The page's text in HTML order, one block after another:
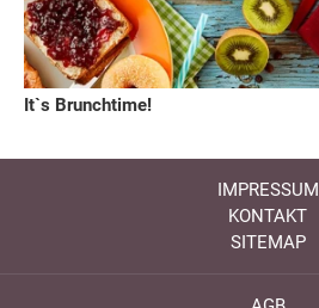
It`s Brunchtime!
IMPRESSUM
KONTAKT
SITEMAP